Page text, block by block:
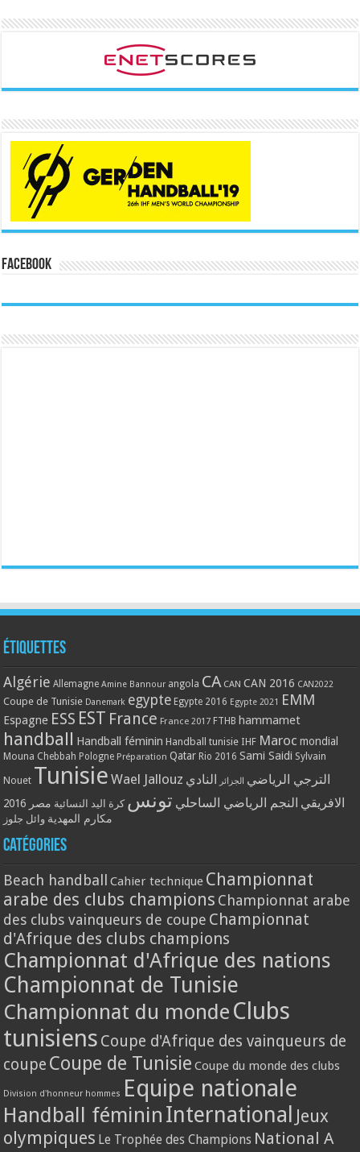
Facebook
Étiquettes
Algérie Allemagne Amine Bannour angola CA CAN CAN 2016 CAN2022
Coupe de Tunisie Danemark egypte Egypte 2016 Egypte 2021 EMM
Espagne ESS EST France France 2017 FTHB hammamet
handball Handball féminin Handball tunisie IHF Maroc mondial
Mouna Chebbah Pologne Préparation Qatar Rio 2016 Sami Saidi Sylvain
Nouet Tunisie Wael Jallouz الترجي الرياضي الجزائر
النادي
الافريقي النجم الرياضي الساحلي تونس كرة اليد النسائية مصر 2016
مكارم المهدية وائل جلوز
Catégories
Beach handball Cahier technique Championnat
arabe des clubs champions Championnat arabe
des clubs vainqueurs de coupe Championnat
d'Afrique des clubs champions
Championnat d'Afrique des nations
Championnat de Tunisie
Championnat du monde Clubs
tunisiens Coupe d'Afrique des vainqueurs de
coupe Coupe de Tunisie Coupe du monde des clubs
Division d'honneur hommes Equipe nationale
Handball féminin International
Jeux
olympiques Le Trophée des Champions National A